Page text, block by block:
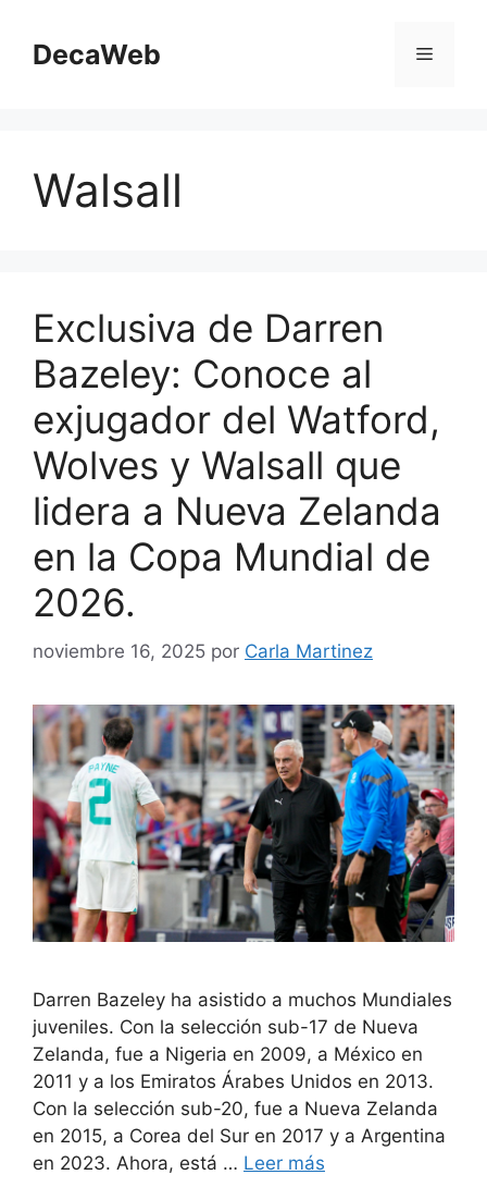
contenido
DecaWeb Menú
Walsall
Exclusiva de Darren
Bazeley: Conoce al
exjugador del Watford,
Wolves y Walsall que
lidera a Nueva Zelanda
en la Copa Mundial de
2026.
noviembre 16, 2025 por Carla Martinez
Darren Bazeley ha asistido a muchos Mundiales
juveniles. Con la selección sub-17 de Nueva
Zelanda, fue a Nigeria en 2009, a México en
2011 y a los Emiratos Árabes Unidos en 2013.
Con la selección sub-20, fue a Nueva Zelanda
en 2015, a Corea del Sur en 2017 y a Argentina
en 2023. Ahora, está … Leer más